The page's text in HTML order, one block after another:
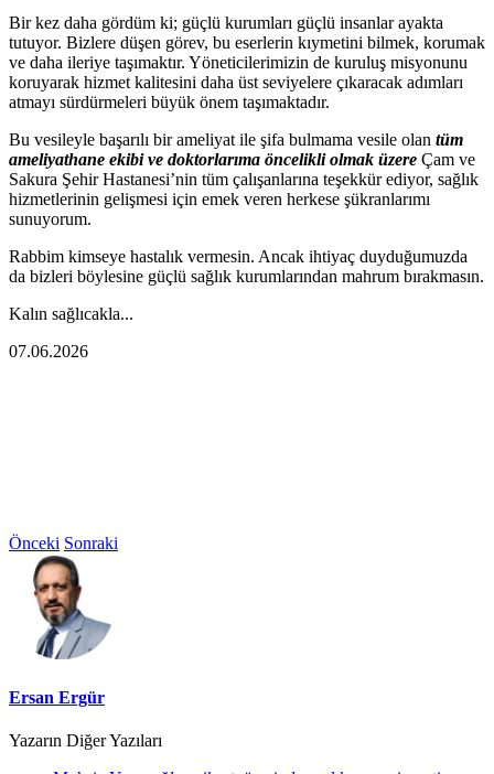
Bir kez daha gördüm ki; güçlü kurumları güçlü insanlar ayakta
tutuyor. Bizlere düşen görev, bu eserlerin kıymetini bilmek, korumak
ve daha ileriye taşımaktır. Yöneticilerimizin de kuruluş misyonunu
koruyarak hizmet kalitesini daha üst seviyelere çıkaracak adımları
atmayı sürdürmeleri büyük önem taşımaktadır.
Bu vesileyle başarılı bir ameliyat ile şifa bulmama vesile olan tüm
ameliyathane ekibi ve doktorlarıma öncelikli olmak üzere Çam ve
Sakura Şehir Hastanesi’nin tüm çalışanlarına teşekkür ediyor, sağlık
hizmetlerinin gelişmesi için emek veren herkese şükranlarımı
sunuyorum.
Rabbim kimseye hastalık vermesin. Ancak ihtiyaç duyduğumuzda
da bizleri böylesine güçlü sağlık kurumlarından mahrum bırakmasın.
Kalın sağlıcakla...
07.06.2026
Önceki Sonraki
Ersan Ergür
Yazarın Diğer Yazıları